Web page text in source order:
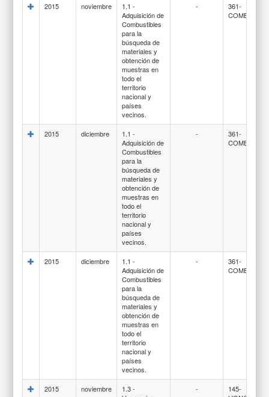
2015 noviembre
1.1 -
Adquisición de
Combustibles
para la
búsqueda de
materiales y
obtención de
muestras en
todo el
territorio
nacional y
países
vecinos.
-
361-
2015 diciembre
1.1 -
Adquisición de
Combustibles
para la
búsqueda de
materiales y
obtención de
muestras en
todo el
territorio
nacional y
países
vecinos.
-
361-
2015 diciembre
1.1 -
Adquisición de
Combustibles
para la
búsqueda de
materiales y
obtención de
muestras en
todo el
territorio
nacional y
países
vecinos.
-
361-
2015 noviembre
1.3 -
-
145-